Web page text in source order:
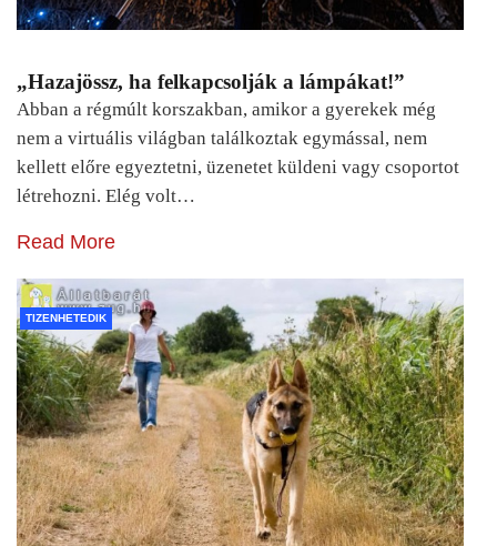
„Hazajössz, ha felkapcsolják a lámpákat!”
Abban a régmúlt korszakban, amikor a gyerekek még
nem a virtuális világban találkoztak egymással, nem
kellett előre egyeztetni, üzenetet küldeni vagy csoportot
létrehozni. Elég volt…
Read More
TIZENHETEDIK